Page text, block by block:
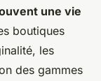
une vie
boutiques
les
des gammes